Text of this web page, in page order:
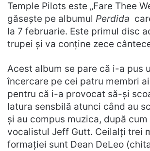
Temple Pilots este „Fare Thee
găsește pe albumul Perdida
la 7 februarie. Este primul disc
trupei și va conține zece
Acest album se pare că i-a pus
încercare pe cei patru membri
pentru că i-a provocat să-și
latura sensbilă atunci când au
și au compus muzica, după cum
vocalistul Jeff Gutt. Ceilalți trei
formației sunt Dean DeLeo